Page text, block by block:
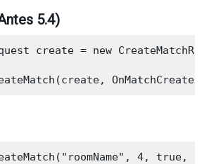
5.4)
create = new